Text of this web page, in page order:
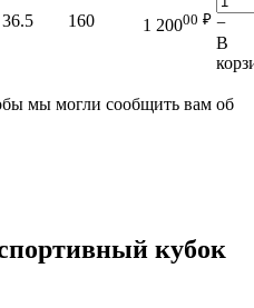
36.5 160 1 20000 ₽ −
В
мы могли сообщить вам об
кубок